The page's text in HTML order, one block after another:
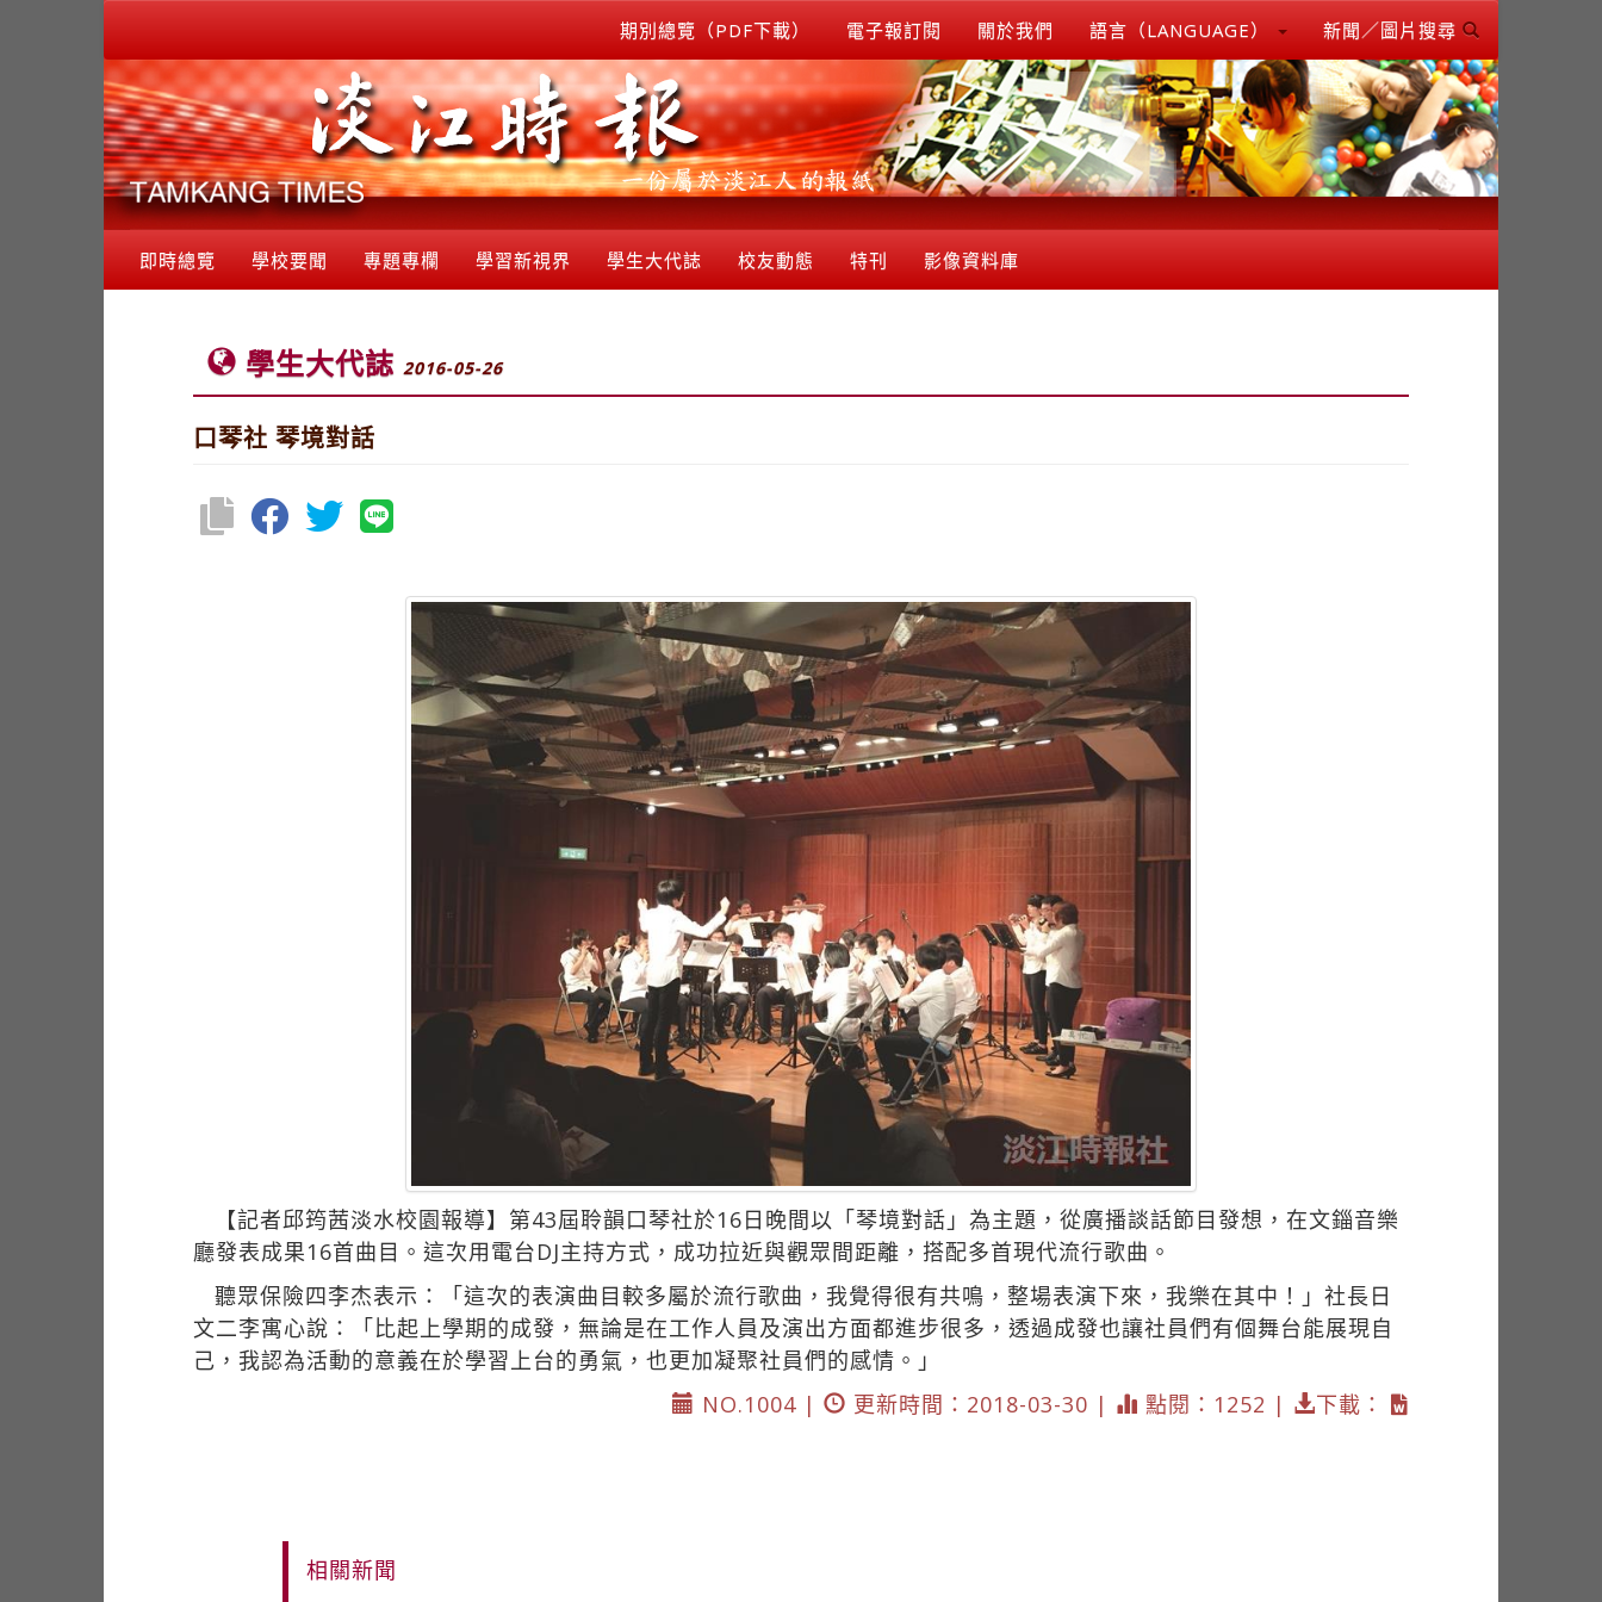
期別總覽（PDF下載） 電子報訂閱 關於我們 語言（LANGUAGE） 新聞／圖片搜尋
即時總覽 學校要聞 專題專欄 學習新視界 學生大代誌 校友動態 特刊 影像資料庫
學生大代誌 2016-05-26
口琴社 琴境對話
【記者邱筠茜淡水校園報導】第43屆聆韻口琴社於16日晚間以「琴境對話」為主題，從廣播談話節目發想，在文錙音樂
廳發表成果16首曲目。這次用電台DJ主持方式，成功拉近與觀眾間距離，搭配多首現代流行歌曲。
聽眾保險四李杰表示：「這次的表演曲目較多屬於流行歌曲，我覺得很有共鳴，整場表演下來，我樂在其中！」社長日
文二李寓心說：「比起上學期的成發，無論是在工作人員及演出方面都進步很多，透過成發也讓社員們有個舞台能展現自
己，我認為活動的意義在於學習上台的勇氣，也更加凝聚社員們的感情。」
NO.1004 |
更新時間：2018-03-30 | 點閱：1252 | 下載：
相關新聞